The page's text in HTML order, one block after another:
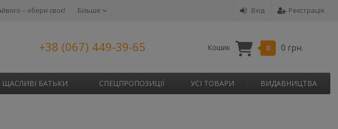
Вхід Реєстрація
– обери своє! Більше
+38 (067) 449-39-65 Кошик 0 0 грн.
ЩАСЛИВІ БАТЬКИ СПЕЦПРОПОЗИЦІЇ УСІ ТОВАРИ ВИДАВНИЦТВА